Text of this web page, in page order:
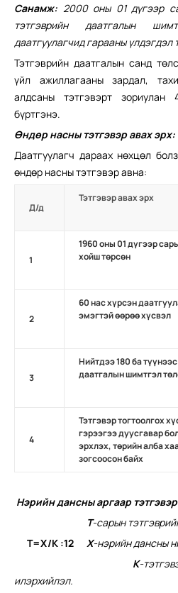
Санамж: 2000 оны 01 дүгээр
тэтгэврийн даатгалын
даатгуулагчид гарааны үлдэгдэл
Тэтгэврийн даатгалын санд
үйл ажиллагааны зардал,
алдсаны тэтгэвэрт
бүртгэнэ.
Өндөр насны тэтгэвэр авах эрх:
Даатгуулагч дараах нөхцөл
өндөр насны тэтгэвэр авна:
Д/д
Тэтгэвэр авах эрх
1
1960 оны 01 дүгээр
хойш төрсөн
2
60 нас хүрсэн
эмэгтэй өөрөө хүсвэл
3
Нийтдээ 180 ба
даатгалын шимтгэл
4
Тэтгэвэр тогтоолгох
гэрээгээ дуусгавар
эрхлэх, төрийн алба
зогсоосон байх
Нэрийн дансны аргаар
Т-сарын
Т=X/К :12 Х-нэрийн дансны
К-
илэрхийлэл.